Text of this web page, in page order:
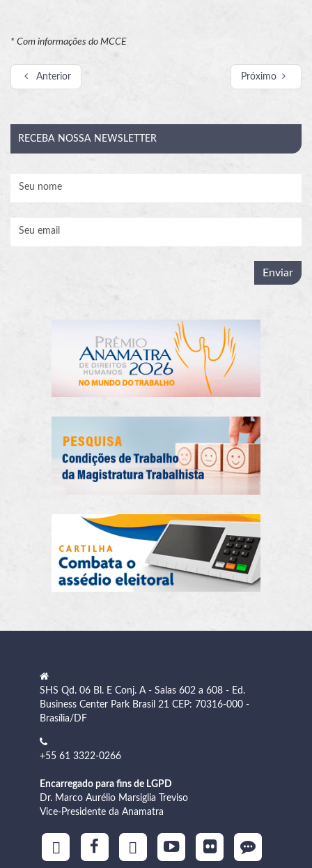
* Com informações do MCCE
Anterior Próximo
RECEBA NOSSA NEWSLETTER
SHS Qd. 06 Bl. E Conj. A - Salas 602 a 608 - Ed.
Business Center Park Brasil 21 CEP: 70316-000 -
Brasília/DF
+55 61 3322-0266
Encarregado para fins de LGPD
Dr. Marco Aurélio Marsiglia Treviso
Vice-Presidente da Anamatra